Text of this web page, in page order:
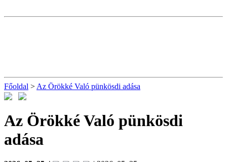
Főoldal > Az Örökké Való pünkösdi adása
Az Örökké Való pünkösdi
adása